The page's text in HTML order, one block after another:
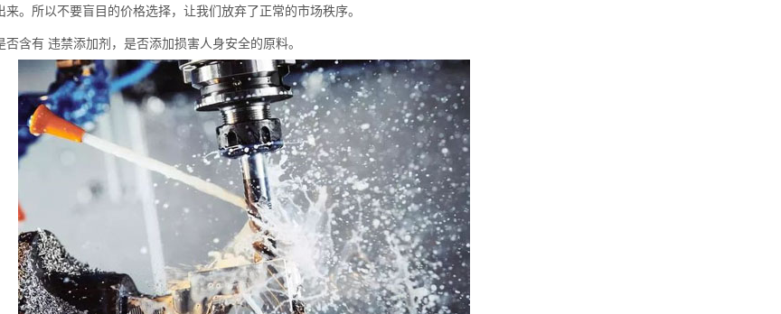
。所以不要盲目的价格选择，让我们放弃了正常的市场秩序。
含有 违禁添加剂，是否添加损害人身安全的原料。